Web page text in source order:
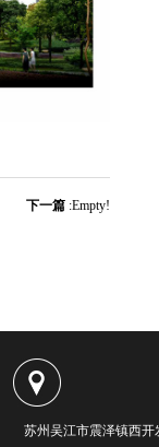
下一篇 :Empty!
苏州吴江市震泽镇西开